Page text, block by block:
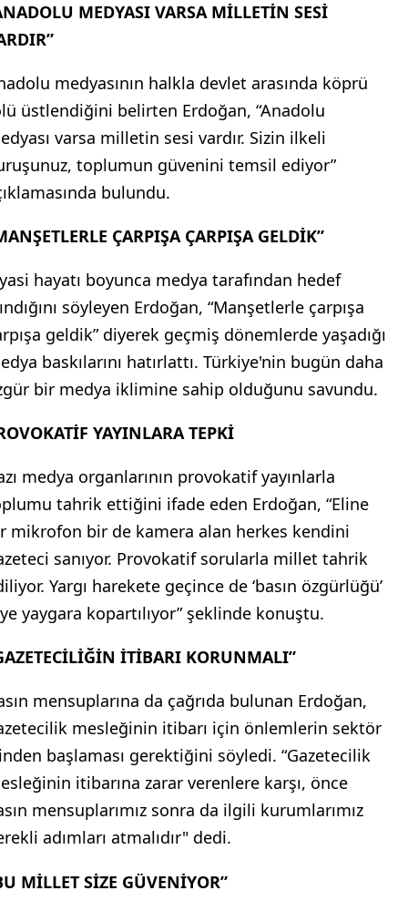
MEDYASI VARSA MİLLETİN SESİ
medyasının halkla devlet arasında köprü
üstlendiğini belirten Erdoğan, “Anadolu
varsa milletin sesi vardır. Sizin ilkeli
toplumun güvenini temsil ediyor”
bulundu.
ÇARPIŞA ÇARPIŞA GELDİK”
hayatı boyunca medya tarafından hedef
söyleyen Erdoğan, “Manşetlerle çarpışa
geldik” diyerek geçmiş dönemlerde yaşadığı
baskılarını hatırlattı. Türkiye'nin bugün daha
bir medya iklimine sahip olduğunu savundu.
YAYINLARA TEPKİ
medya organlarının provokatif yayınlarla
tahrik ettiğini ifade eden Erdoğan, “Eline
mikrofon bir de kamera alan herkes kendini
sanıyor. Provokatif sorularla millet tahrik
Yargı harekete geçince de ‘basın özgürlüğü’
yaygara kopartılıyor” şeklinde konuştu.
İTİBARI KORUNMALI”
mensuplarına da çağrıda bulunan Erdoğan,
mesleğinin itibarı için önlemlerin sektör
başlaması gerektiğini söyledi. “Gazetecilik
itibarına zarar verenlere karşı, önce
mensuplarımız sonra da ilgili kurumlarımız
adımları atmalıdır" dedi.
MİLLET SİZE GÜVENİYOR”